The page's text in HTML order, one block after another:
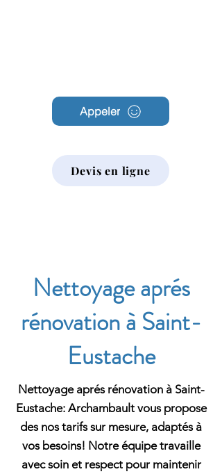
Appeler
Devis en ligne
Nettoyage aprés
rénovation à Saint-
Eustache
Nettoyage aprés rénovation à Saint-
Eustache: Archambault vous propose
des nos tarifs sur mesure, adaptés à
vos besoins! Notre équipe travaille
avec soin et respect pour maintenir